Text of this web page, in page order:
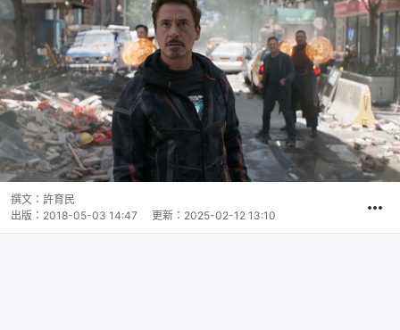
撰文： 許育民
出版： 2018-05-03 14:47 更新： 2025-02-12 13:10